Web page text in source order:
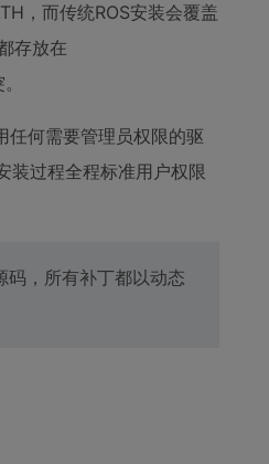
，而传统ROS安装会覆盖
存放在
任何需要管理员权限的驱
过程全程标准用户权限
，所有补丁都以动态